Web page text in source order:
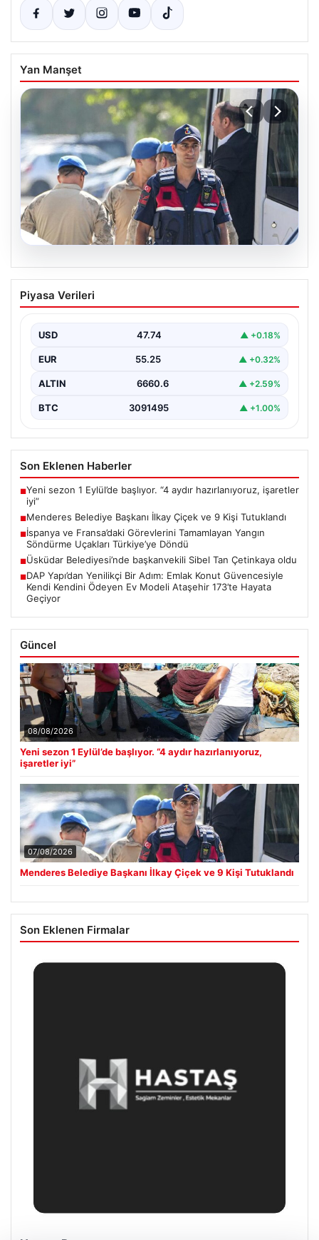
Yan Manşet
07.08.2026
Menderes Belediye Başkanı İlkay Çiçek
ve 9 Kişi Tutuklandı
Çiçek'in de aralarında bulunduğu isimlere yönelik
yürütülen kapsamlı…
Piyasa Verileri
USD 47.74 ▲ +0.18%
EUR 55.25 ▲ +0.32%
ALTIN 6660.6 ▲ +2.59%
BTC 3091495 ▲ +1.00%
Son Eklenen Haberler
■Yeni sezon 1 Eylül’de başlıyor. “4 aydır hazırlanıyoruz, işaretler
iyi”
■Menderes Belediye Başkanı İlkay Çiçek ve 9 Kişi Tutuklandı
■İspanya ve Fransa’daki Görevlerini Tamamlayan Yangın
Söndürme Uçakları Türkiye’ye Döndü
■Üsküdar Belediyesi’nde başkanvekili Sibel Tan Çetinkaya oldu
■DAP Yapı’dan Yenilikçi Bir Adım: Emlak Konut Güvencesiyle
Kendi Kendini Ödeyen Ev Modeli Ataşehir 173’te Hayata
Geçiyor
Güncel
08/08/2026
Yeni sezon 1 Eylül’de başlıyor. “4 aydır hazırlanıyoruz,
işaretler iyi”
07/08/2026
Menderes Belediye Başkanı İlkay Çiçek ve 9 Kişi Tutuklandı
Son Eklenen Firmalar